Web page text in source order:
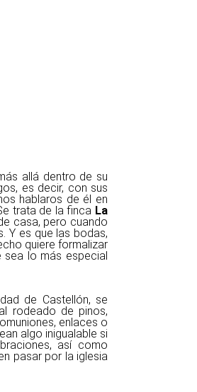
allá dentro de su
es decir, con sus
hablaros de él en
trata de la finca La
casa, pero cuando
Y es que las bodas,
quiere formalizar
sea lo más especial
de Castellón, se
rodeado de pinos,
enlaces o
algo inigualable si
así como
pasar por la iglesia